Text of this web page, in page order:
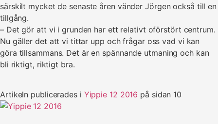
särskilt mycket de senaste åren vänder Jörgen också till en
tillgång.
– Det gör att vi i grunden har ett relativt oförstört centrum.
Nu gäller det att vi tittar upp och frågar oss vad vi kan
göra tillsammans. Det är en spännande utmaning och kan
bli riktigt, riktigt bra.
Artikeln publicerades i Yippie 12 2016 på sidan 10